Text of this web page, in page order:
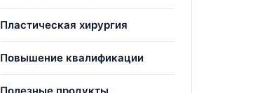
Пластическая хирургия
Повышение квалификации